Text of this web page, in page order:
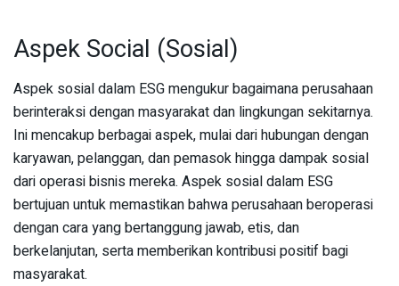
Aspek Social (Sosial)
Aspek sosial dalam ESG mengukur bagaimana perusahaan
berinteraksi dengan masyarakat dan lingkungan sekitarnya.
Ini mencakup berbagai aspek, mulai dari hubungan dengan
karyawan, pelanggan, dan pemasok hingga dampak sosial
dari operasi bisnis mereka. Aspek sosial dalam ESG
bertujuan untuk memastikan bahwa perusahaan beroperasi
dengan cara yang bertanggung jawab, etis, dan
berkelanjutan, serta memberikan kontribusi positif bagi
masyarakat.